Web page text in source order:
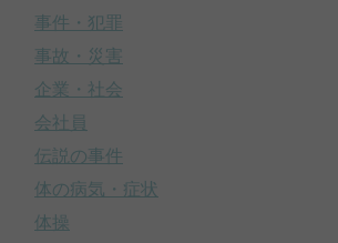
事件・犯罪
事故・災害
企業・社会
会社員
伝説の事件
体の病気・症状
体操